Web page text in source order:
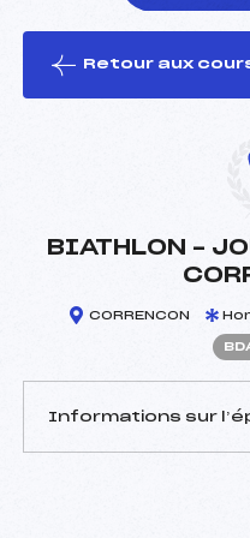
le ski
Retour aux
BIATHLON –
CORRENCON
Informations sur